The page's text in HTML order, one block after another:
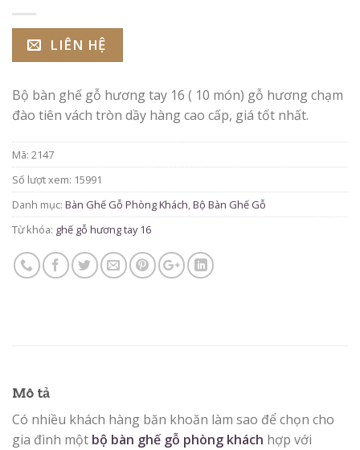
LIÊN HỆ
Bộ bàn ghế gỗ hương tay 16 ( 10 món) gỗ hương chạm
đào tiên vách tròn dầy hàng cao cấp, giá tốt nhất.
Mã: 2147
Số lượt xem: 15991
Danh mục: Bàn Ghế Gỗ Phòng Khách,Bộ Bàn Ghế Gỗ
Từ khóa: ghế gỗ hương tay 16
Mô tả
Có nhiều khách hàng băn khoăn làm sao để chọn cho
gia đình một bộ bàn ghế gỗ phòng khách hợp với